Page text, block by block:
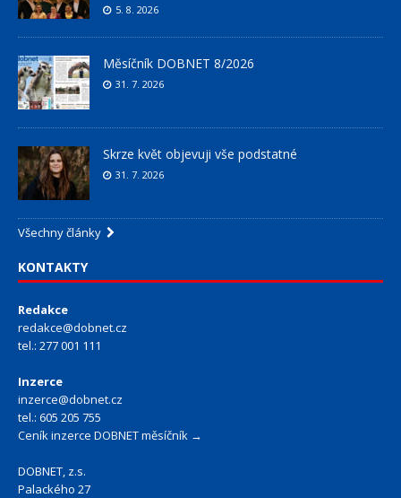
5. 8. 2026
Měsíčník DOBNET 8/2026
31. 7. 2026
Skrze květ objevuji vše podstatné
31. 7. 2026
Všechny články
KONTAKTY
Redakce
redakce@dobnet.cz
tel.: 277 001 111
Inzerce
inzerce@dobnet.cz
tel.: 605 205 755
Ceník inzerce DOBNET měsíčník →
DOBNET, z.s.
Palackého 27